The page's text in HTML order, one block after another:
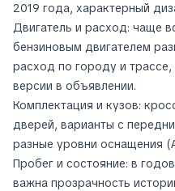
2019 года, характерный
Двигатель и расход: чаще
бензиновым двигателем
расход по городу и
версии в объявлении.
Комплектация и кузов:
дверей, варианты с
разные уровни оснащения
Пробег и состояние: в
важна прозрачность